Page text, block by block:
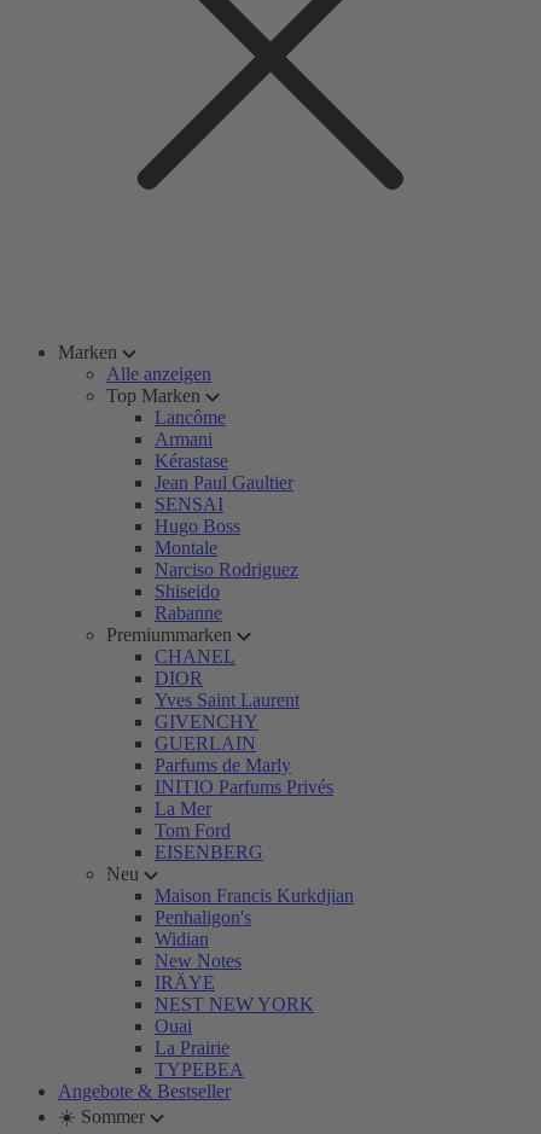
Marken
Alle anzeigen
Top Marken
Lancôme
Armani
Kérastase
Jean Paul Gaultier
SENSAI
Hugo Boss
Montale
Narciso Rodriguez
Shiseido
Rabanne
Premiummarken
CHANEL
DIOR
Yves Saint Laurent
GIVENCHY
GUERLAIN
Parfums de Marly
INITIO Parfums Privés
La Mer
Tom Ford
EISENBERG
Neu
Maison Francis Kurkdjian
Penhaligon's
Widian
New Notes
IRÄYE
NEST NEW YORK
Ouai
La Prairie
TYPEBEA
Angebote & Bestseller
☀️ Sommer